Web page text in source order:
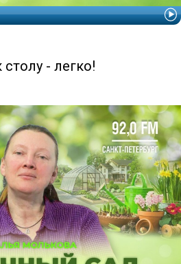
- легко!